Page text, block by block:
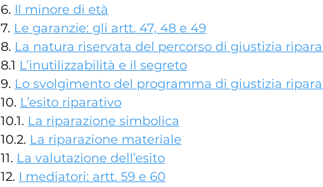
6. Il minore di età
7. Le garanzie: gli artt. 47, 48 e 49
8. La natura riservata del percorso di giustizia
8.1 L’inutilizzabilità e il segreto
9. Lo svolgimento del programma di giustizia
10. L’esito riparativo
10.1. La riparazione simbolica
10.2. La riparazione materiale
11. La valutazione dell’esito
12. I mediatori: artt. 59 e 60